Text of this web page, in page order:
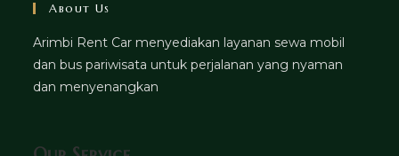
About Us
Arimbi Rent Car menyediakan layanan sewa mobil
dan bus pariwisata untuk perjalanan yang nyaman
dan menyenangkan